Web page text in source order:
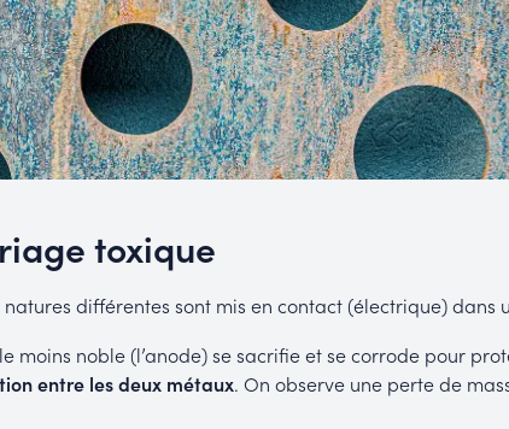
toxique
différentes sont mis en contact (électrique) dans
moins noble (l’anode) se sacrifie et se corrode pour
entre les deux métaux. On observe une perte de